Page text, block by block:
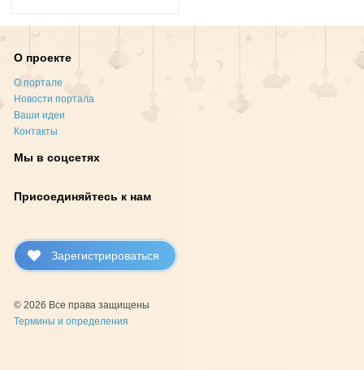
О проекте
О портале
Новости портала
Ваши идеи
Контакты
Мы в соцсетях
Присоединяйтесь к нам
Зарегистрироваться
© 2026 Все права защищены
Термины и определения